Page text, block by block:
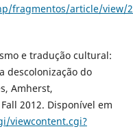
fragmentos/article/view/
e tradução cultural:
descolonização do
Amherst,
2012. Disponível em
viewcontent.cgi?